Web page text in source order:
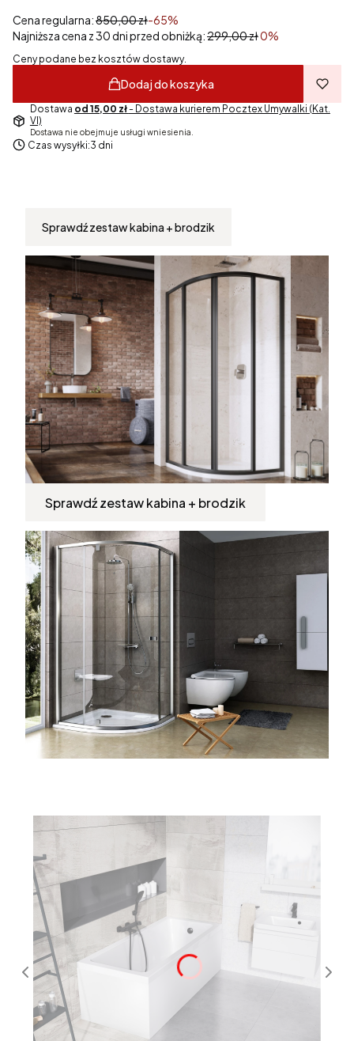
Cena regularna:850,00 zł-65%
Najniższa cena z 30 dni przed obniżką:299,00 zł0%
Ceny podane bez kosztów dostawy.
Dodaj do koszyka
Dostawa od 15,00 zł- Dostawa kurierem Pocztex Umywalki (Kat.
VI)
Dostawa nie obejmuje usługi wniesienia.
Czas wysyłki:3 dni
Sprawdź zestaw kabina + brodzik
Sprawdź zestaw kabina + brodzik
Kategorie